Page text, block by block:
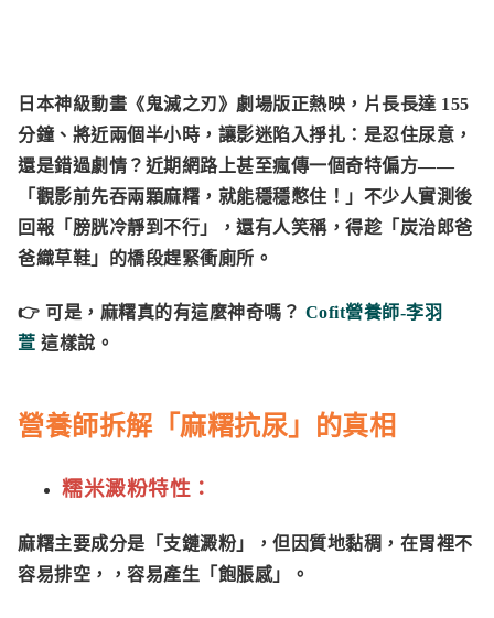
日本神級動畫《鬼滅之刃》劇場版正熱映，片長長達 155
分鐘、將近兩個半小時，讓影迷陷入掙扎：是忍住尿意，
還是錯過劇情？近期網路上甚至瘋傳一個奇特偏方——
「觀影前先吞兩顆麻糬，就能穩穩憋住！」不少人實測後
回報「膀胱冷靜到不行」，還有人笑稱，得趁「炭治郎爸
爸織草鞋」的橋段趕緊衝廁所。
👉 可是，麻糬真的有這麼神奇嗎？ Cofit營養師-李羽
萱 這樣說。
營養師拆解「麻糬抗尿」的真相
糯米澱粉特性：
麻糬主要成分是「支鏈澱粉」，但因質地黏稠，在胃裡不
容易排空，，容易產生「飽脹感」。